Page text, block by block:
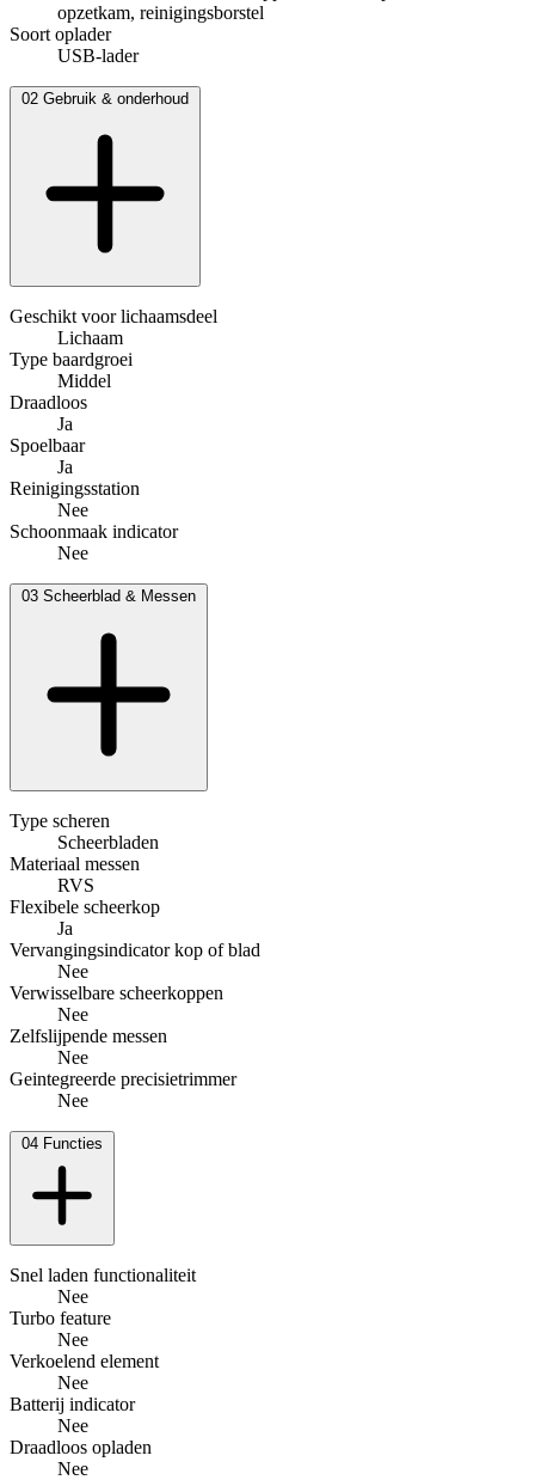
opzetkam, reinigingsborstel
Soort oplader
USB-lader
02 Gebruik & onderhoud
Geschikt voor lichaamsdeel
Lichaam
Type baardgroei
Middel
Draadloos
Ja
Spoelbaar
Ja
Reinigingsstation
Nee
Schoonmaak indicator
Nee
03 Scheerblad & Messen
Type scheren
Scheerbladen
Materiaal messen
RVS
Flexibele scheerkop
Ja
Vervangingsindicator kop of blad
Nee
Verwisselbare scheerkoppen
Nee
Zelfslijpende messen
Nee
Geintegreerde precisietrimmer
Nee
04 Functies
Snel laden functionaliteit
Nee
Turbo feature
Nee
Verkoelend element
Nee
Batterij indicator
Nee
Draadloos opladen
Nee